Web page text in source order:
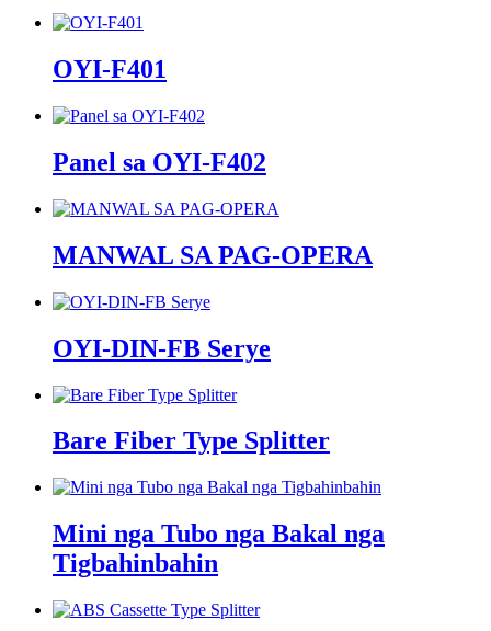
OYI-F401
Panel sa OYI-F402
MANWAL SA PAG-OPERA
OYI-DIN-FB Serye
Bare Fiber Type Splitter
Mini nga Tubo nga Bakal nga
Tigbahinbahin